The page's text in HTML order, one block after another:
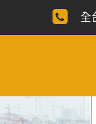
全